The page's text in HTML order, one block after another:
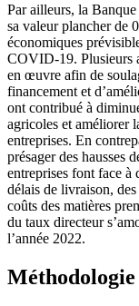
Par ailleurs, la
sa valeur plancher de
économiques
COVID-19. Plusieurs
en œuvre afin de
financement et
ont contribué à
agricoles et améliorer
entreprises. En
présager des hausses
entreprises font face à
délais de livraison,
coûts des matières
du taux directeur
l’année 2022.
Méthodologie